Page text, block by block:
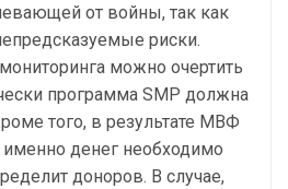
от войны, так как
риски.
можно очертить
программа SMP должна
того, в результате МВФ
именно денег необходимо
доноров. В случае,